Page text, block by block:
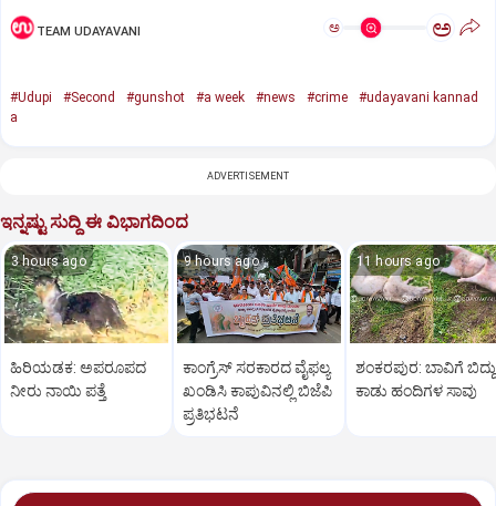
TEAM UDAYAVANI ಅ ಅ
#Udupi #Second #gunshot #a week #news #crime
#udayavani kannad
a
ADVERTISEMENT
ಇನ್ನಷ್ಟು ಸುದ್ದಿ ಈ ವಿಭಾಗದಿಂದ
3 hours ago
ಹಿರಿಯಡಕ: ಅಪರೂಪದ
ನೀರು ನಾಯಿ ಪತ್ತೆ
9 hours ago
ಕಾಂಗ್ರೆಸ್ ಸರಕಾರದ ವೈಫಲ್ಯ
ಖಂಡಿಸಿ ಕಾಪುವಿನಲ್ಲಿ ಬಿಜೆಪಿ
ಪ್ರತಿಭಟನೆ
11 hours ago
ಶಂಕರಪುರ: ಬಾವಿಗೆ ಬಿದ್ದು
ಕಾಡು ಹಂದಿಗಳ ಸಾವು